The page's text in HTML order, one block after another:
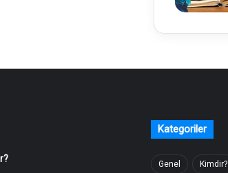
Kategoriler
Genel Kimdir?